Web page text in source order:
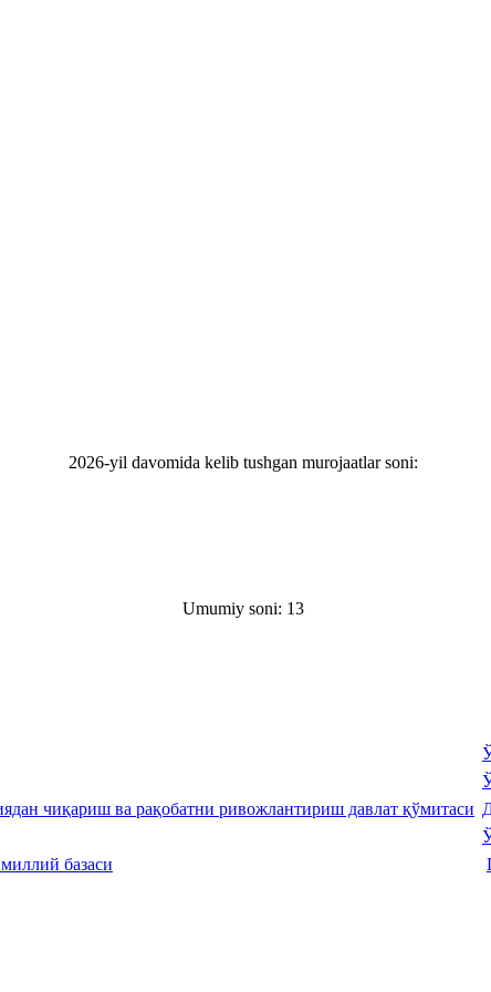
2026-yil davomida kelib tushgan murojaatlar soni:
Umumiy soni: 13